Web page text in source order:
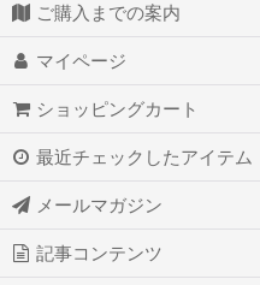
ご購入までの案内
マイページ
ショッピングカート
最近チェックしたアイテム
メールマガジン
記事コンテンツ